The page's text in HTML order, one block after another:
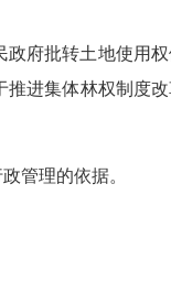
府批转土地使用
进集体林权制度改
管理的依据。